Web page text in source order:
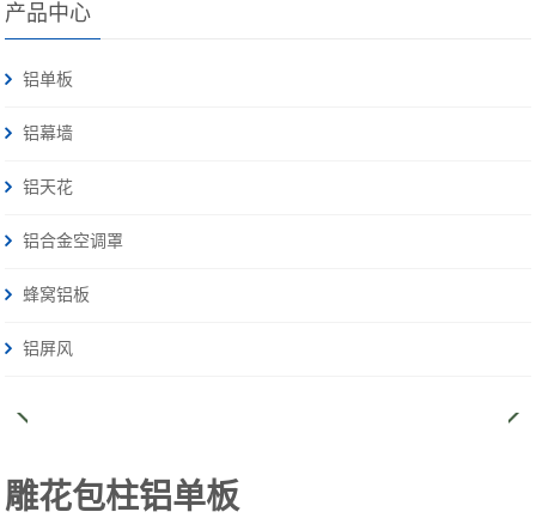
产品中心
铝单板
铝幕墙
铝天花
铝合金空调罩
蜂窝铝板
铝屏风
雕花包柱铝单板